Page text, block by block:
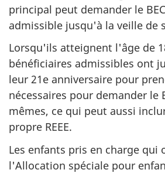
principal peut demander le
admissible jusqu'à la veille de
Lorsqu'ils atteignent l'âge de
bénéficiaires admissibles ont
leur 21e anniversaire pour
nécessaires pour demander le
mêmes, ce qui peut aussi
propre REEE.
Les enfants pris en charge qui
l'Allocation spéciale pour